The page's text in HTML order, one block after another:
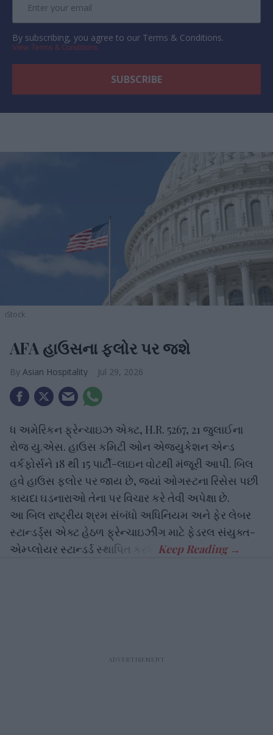
By subscribing, you agree to our Terms & Conditions.
View Terms & Conditions
iStock
AFA હાઉસના ફ્લોર પર જશે
Asian Hospitality Jul 29, 2026
ધ અમેરિકન ફ્રેન્ચાઇઝ એક્ટ, H.R. 5267, 21 જુલાઈના
રોજ યુ.એસ. હાઉસ કમિટી ઓન એજ્યુકેશન એન્ડ
વર્કફોર્સને 18 થી 15 પાર્ટી-લાઇન વોટથી મંજૂરી આપી. બિલ
હવે હાઉસ ફ્લોર પર જાય છે, જ્યાં ઓગસ્ટના રિસેસ પછી
કાયદા ઘડનારાઓ તેના પર વિચાર કરે તેવી અપેક્ષા છે.
આ બિલ રાષ્ટ્રીય શ્રમ સંબંધો અધિનિયમ અને ફેર લેબર
સ્ટાન્ડર્ડ્સ એક્ટ હેઠળ ફ્રેન્ચાઇઝીંગ માટે ફેડરલ સંયુક્ત-
એમ્પ્લોયર સ્ટાન્ડર્ડ સ્થાપિત કરશે.